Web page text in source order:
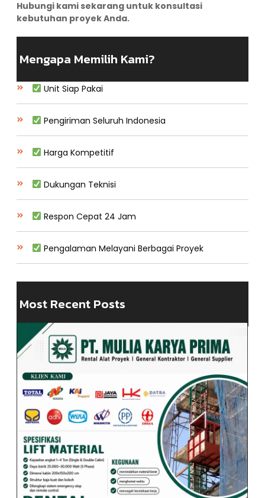
Hubungi kami sekarang untuk konsultasi
kebutuhan proyek Anda.
Mengapa Memilih Kami?
Unit Siap Pakai
Pengiriman Seluruh Indonesia
Harga Kompetitif
Dukungan Teknisi
Respon Cepat 24 Jam
Pengalaman Melayani Berbagai Proyek
Most Recent Posts